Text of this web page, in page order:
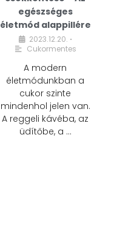
egészséges
életmód alappillére
2023.12.20. •
Cukormentes
A modern
életmódunkban a
cukor szinte
mindenhol jelen van.
A reggeli kávéba, az
üdítőbe, a …